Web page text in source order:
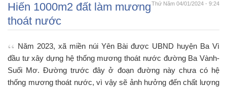
g
e
a
i
g
a
Thứ Năm 04/01/2024 - 9:24
Hiến 1000m2 đất làm mương
thoát nước
Năm 2023, xã miền núi Yên Bài được UBND huyện Ba Vì
đầu tư xây dựng hệ thống mương thoát nước đường Ba Vành-
Suối Mơ. Đường trước đây ở đoạn đường này chưa có hệ
thống mương thoát nước, vì vậy sẽ ảnh hưởng đến chất lượng